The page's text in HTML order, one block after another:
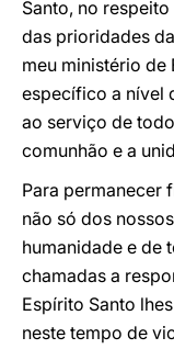
Santo, no
das prioridades
meu ministério de
específico a nível
ao serviço de
comunhão e a
Para permanecer
não só dos
humanidade e de
chamadas a
Espírito Santo
neste tempo de